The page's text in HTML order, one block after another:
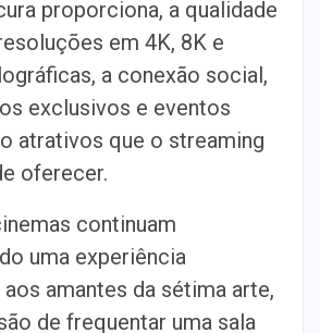
proporciona, a qualidade
em 4K, 8K e
a conexão social,
exclusivos e eventos
atrativos que o streaming
oferecer.
continuam
uma experiência
amantes da sétima arte,
de frequentar uma sala